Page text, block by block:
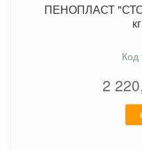
ПЕНОПЛАСТ
Код
2